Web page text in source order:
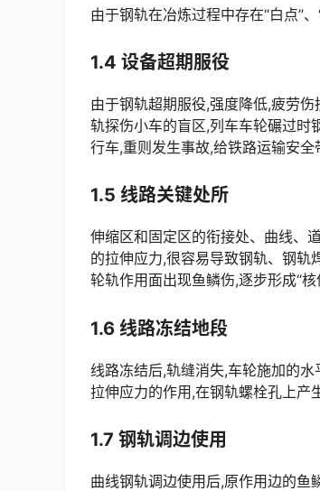
由于钢轨在冶炼过程中存在“白点”
1.4 设备超期服役
由于钢轨超期服役,强度降低,疲劳
轨探伤小车的盲区,列车车轮碾过时
行车,重则发生事故,给铁路运输安全
1.5 线路关键处所
伸缩区和固定区的衔接处、曲线、
的拉伸应力,很容易导致钢轨、钢轨
轮轨作用面出现鱼鳞伤,逐步形成“核
1.6 线路冻结地段
线路冻结后,轨缝消失,车轮施加的
拉伸应力的作用,在钢轨螺栓孔上产
1.7 钢轨调边使用
曲线钢轨调边使用后,原作用边的鱼